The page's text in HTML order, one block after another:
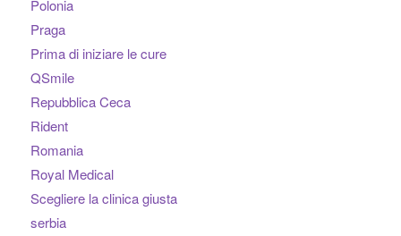
Polonia
Praga
Prima di iniziare le cure
QSmile
Repubblica Ceca
Rident
Romania
Royal Medical
Scegliere la clinica giusta
serbia